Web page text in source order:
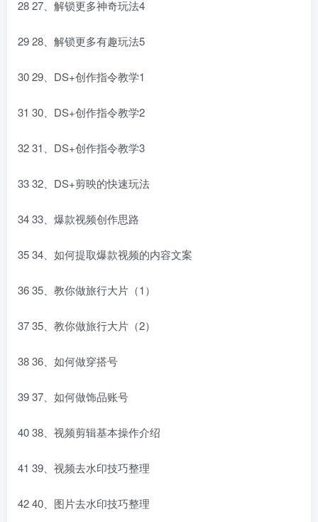
28 27、解锁更多神奇玩法4
29 28、解锁更多有趣玩法5
30 29、DS+创作指令教学1
31 30、DS+创作指令教学2
32 31、DS+创作指令教学3
33 32、DS+剪映的快速玩法
34 33、爆款视频创作思路
35 34、如何提取爆款视频的内容文案
36 35、教你做旅行大片（1）
37 35、教你做旅行大片（2）
38 36、如何做穿搭号
39 37、如何做饰品账号
40 38、视频剪辑基本操作介绍
41 39、视频去水印技巧整理
42 40、图片去水印技巧整理